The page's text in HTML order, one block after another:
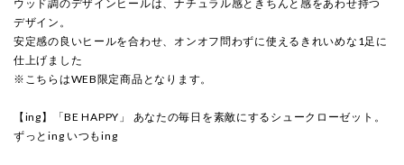
ウッド調のデザインヒールは、ナチュラル感ときちんと感をあわせ持つ
デザイン。
安定感の良いヒールを合わせ、オンオフ問わずに使えるきれいめな1足に
仕上げました
※こちらはWEB限定商品となります。
【ing】「BE HAPPY」 あなたの毎日を素敵にするシュークローゼット。
ずっとing いつもing